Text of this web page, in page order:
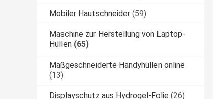
Mobiler Hautschneider (59)
Maschine zur Herstellung von Laptop-
Hüllen (65)
Maßgeschneiderte Handyhüllen online
(13)
Displayschutz aus Hydrogel-Folie (26)